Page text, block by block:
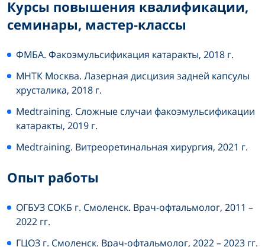
Курсы повышения квалификации,
семинары, мастер-классы
ФМБА. Факоэмульсификация катаракты, 2018 г.
МНТК Москва. Лазерная дисцизия задней капсулы
хрусталика, 2018 г.
Medtraining. Сложные случаи факоэмульсификации
катаракты, 2019 г.
Medtraining. Витреоретинальная хирургия, 2021 г.
Опыт работы
ОГБУЗ СОКБ г. Смоленск. Врач-офтальмолог, 2011 –
2022 гг.
ГЦОЗ г. Смоленск. Врач-офтальмолог, 2022 – 2023 гг.